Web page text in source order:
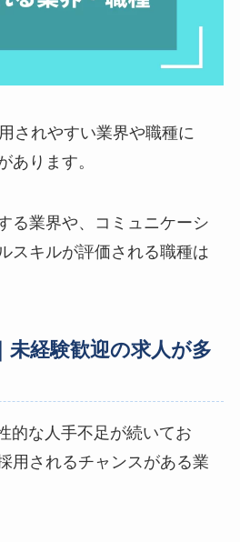
されやすい業界や職種に
あります。
る業界や、コミュニケーシ
スキルが評価される職種は
未経験歓迎の求人が多
的な人手不足が続いてお
用されるチャンスがある業